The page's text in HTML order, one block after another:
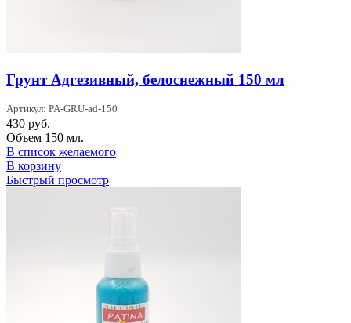
Грунт Адгезивный, белоснежный 150 мл
Артикул: PA-GRU-ad-150
430 руб.
Объем 150 мл.
В список желаемого
В корзину
Быстрый просмотр